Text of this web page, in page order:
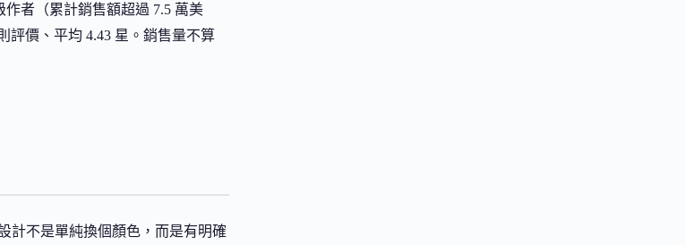
作者（累計銷售額超過 7.5 萬美
評價、平均 4.43 星。銷售量不算
計不是單純換個顏色，而是有明確